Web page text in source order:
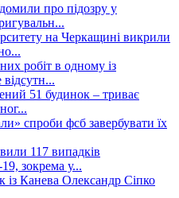
про підозру у
на Черкащині викрили
робіт в одному із
51 будинок – триває
спроби фсб завербувати їх
117 випадків
зокрема у...
із Канева Олександр Сіпко